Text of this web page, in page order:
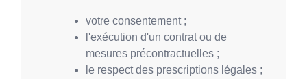
votre consentement ;
l'exécution d'un contrat ou de
mesures précontractuelles ;
le respect des prescriptions légales ;